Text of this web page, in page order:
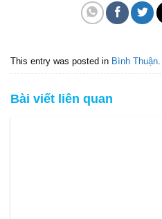
This entry was posted in Bình Thuận
Bài viết liên quan